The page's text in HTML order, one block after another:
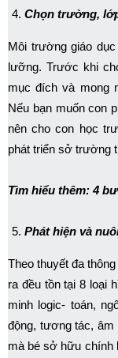
Chọn trường,
Môi trường giáo
lưỡng. Trước khi
mục đích và mong
Nếu bạn muốn con
nên cho con học
phát triển sở trường
Tìm hiểu thêm: 4
Phát hiện và
Theo thuyết đa
ra đều tồn tại 8 loại
minh logic- toán,
động, tương tác, âm
mà bé sở hữu chính